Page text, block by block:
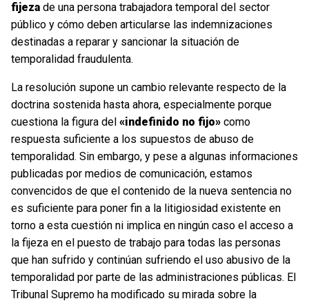
fijeza de una persona trabajadora temporal del sector
público y cómo deben articularse las indemnizaciones
destinadas a reparar y sancionar la situación de
temporalidad fraudulenta.
La resolución supone un cambio relevante respecto de la
doctrina sostenida hasta ahora, especialmente porque
cuestiona la figura del «indefinido no fijo» como
respuesta suficiente a los supuestos de abuso de
temporalidad. Sin embargo, y pese a algunas informaciones
publicadas por medios de comunicación, estamos
convencidos de que el contenido de la nueva sentencia no
es suficiente para poner fin a la litigiosidad existente en
torno a esta cuestión ni implica en ningún caso el acceso a
la fijeza en el puesto de trabajo para todas las personas
que han sufrido y continúan sufriendo el uso abusivo de la
temporalidad por parte de las administraciones públicas. El
Tribunal Supremo ha modificado su mirada sobre la